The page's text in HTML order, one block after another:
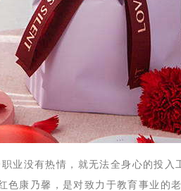
业没有热情，就无法全身心的投入
色康乃馨，是对致力于教育事业的老